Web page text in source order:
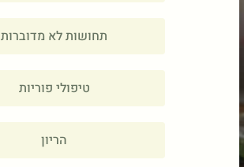
תחושות לא מדוברות
טיפולי פוריות
הריון